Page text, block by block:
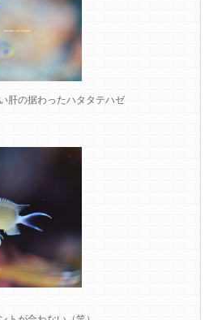
肝の据わったハタタテハゼ